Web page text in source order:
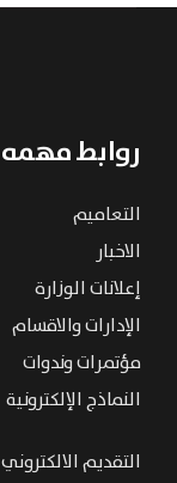
روابط مهمه
التعاميم
الاخبار
إعلانات الوزارة
الإدارات والاقسام
مؤتمرات وندوات
النماذج الإلكترونية
التقديم الالكتروني